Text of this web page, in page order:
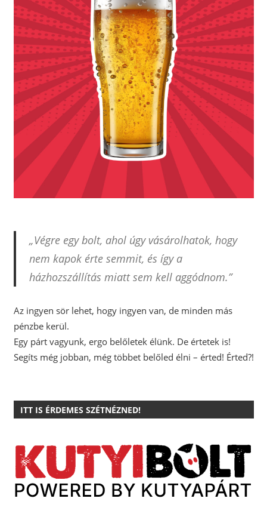
„Végre egy bolt, ahol úgy vásárolhatok, hogy
nem kapok érte semmit, és így a
házhozszállítás miatt sem kell aggódnom.”
Az ingyen sör lehet, hogy ingyen van, de minden más
pénzbe kerül.
Egy párt vagyunk, ergo belőletek élünk. De értetek is!
Segíts még jobban, még többet belőled élni – érted! Érted?!
ITT IS ÉRDEMES SZÉTNÉZNED!